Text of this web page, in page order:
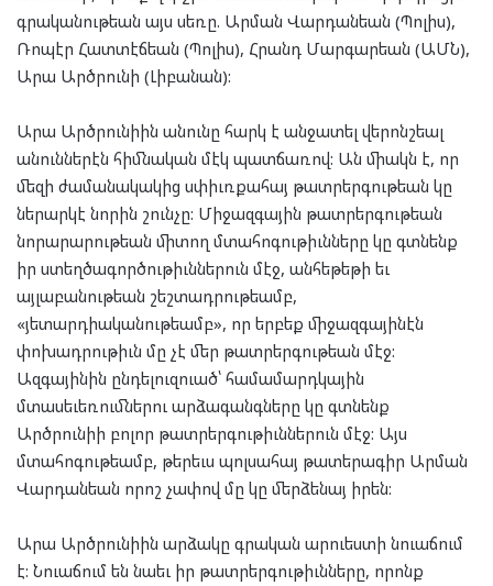
գրականութեան այս սեռը. Արման Վարդանեան (Պոլիս),
Ռոպէր Հատտէճեան (Պոլիս), Հրանդ Մարգարեան (ԱՄՆ),
Արա Արծրունի (Լիբանան):
Արա Արծրունիին անունը հարկ է անջատել վերոնշեալ
անուններէն հիմնական մէկ պատճառով: Ան միակն է, որ
մեզի ժամանակակից սփիւռքահայ թատրերգութեան կը
ներարկէ նորին շունչը: Միջազգային թատրերգութեան
նորարարութեան միտող մտահոգութիւնները կը գտնենք
իր ստեղծագործութիւններուն մէջ, անհեթեթի եւ
այլաբանութեան շեշտադրութեամբ,
«յետարդիականութեամբ», որ երբեք միջազգայինէն
փոխադրութիւն մը չէ մեր թատրերգութեան մէջ:
Ազգայինին ընդելուզուած՝ համամարդկային
մտասեւեռումներու արձագանգները կը գտնենք
Արծրունիի բոլոր թատրերգութիւններուն մէջ: Այս
մտահոգութեամբ, թերեւս պոլսահայ թատերագիր Արման
Վարդանեան որոշ չափով մը կը մերձենայ իրեն:
Արա Արծրունիին արձակը գրական արուեստի նուաճում
է: Նուաճում են նաեւ իր թատրերգութիւնները, որոնք